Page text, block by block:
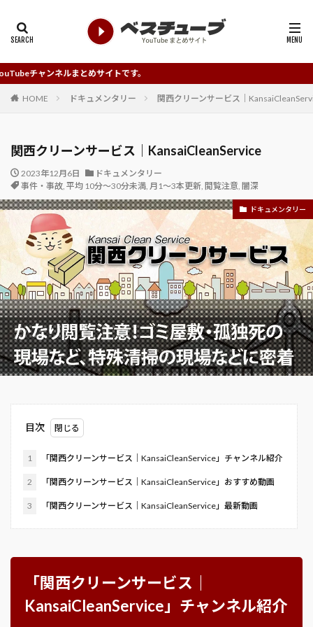
まとめサイトです。
HOME ドキュメンタリー 関西クリーンサービス｜
関西クリーンサービス｜KansaiCleanService
2023年12月6日
ドキュメンタリー
事件・事故, 平均 10分～30分未満, 月1～3本更新, 閲覧注意, 闇深
ドキュメンタリー
目次
1 「関西クリーンサービス｜KansaiCleanService」チャンネル紹介
2 「関西クリーンサービス｜KansaiCleanService」おすすめ動画
3 「関西クリーンサービス｜KansaiCleanService」最新動画
「関西クリーンサービス｜
KansaiCleanService」チャンネル紹介